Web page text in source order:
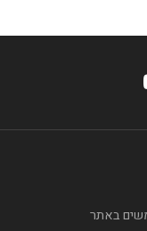
הוטלס
של הוטלס
היוטיוב של
באתר